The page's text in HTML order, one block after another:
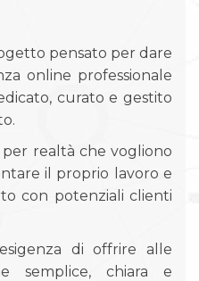
pensato per dare
online professionale
curato e gestito
realtà che vogliono
il proprio lavoro e
con potenziali clienti
di offrire alle
semplice, chiara e